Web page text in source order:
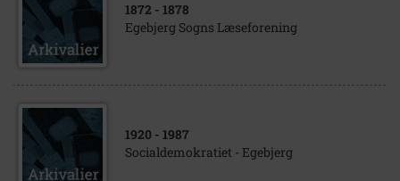
1872 - 1878
Egebjerg Sogns Læseforening
1920 - 1987
Socialdemokratiet - Egebjerg